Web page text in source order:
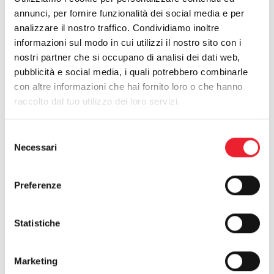
annunci, per fornire funzionalità dei social media e per
analizzare il nostro traffico. Condividiamo inoltre
informazioni sul modo in cui utilizzi il nostro sito con i
nostri partner che si occupano di analisi dei dati web,
pubblicità e social media, i quali potrebbero combinarle
con altre informazioni che hai fornito loro o che hanno
raccolto dal tuo utilizzo dei loro servizi.
delNecessari
Preferenze
Statistiche
Marketing
guide. Ratchet opening option.
SCARICA SCHEDA TECNICA
Rete